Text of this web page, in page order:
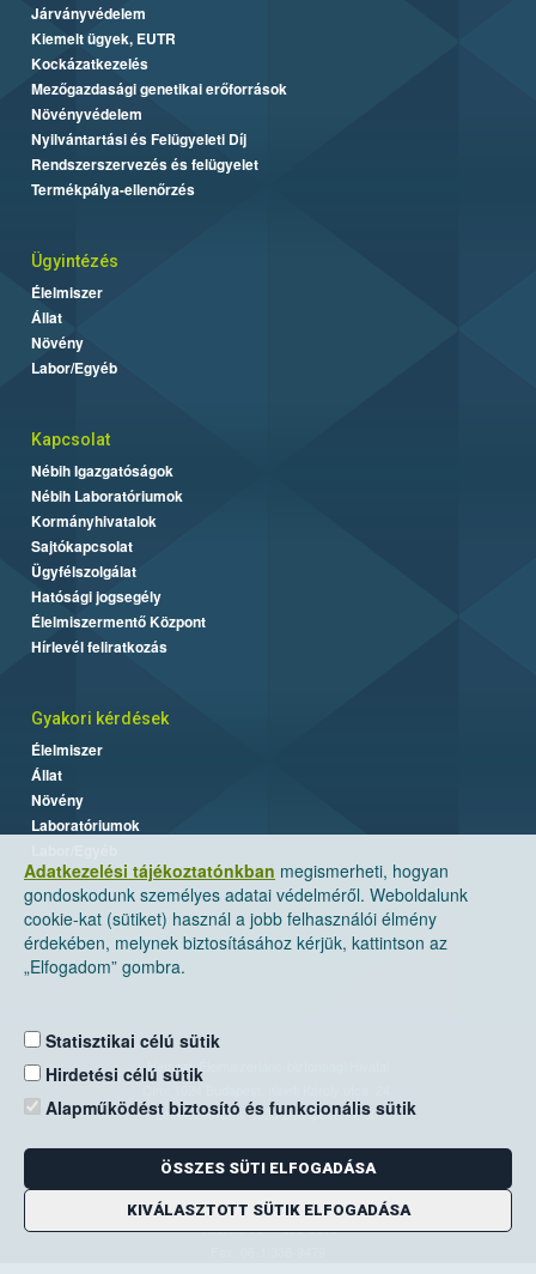
Adatkezelési tájékoztatónkban megismerheti, hogyan
gondoskodunk személyes adatai védelméről. Weboldalunk
cookie-kat (sütiket) használ a jobb felhasználói élmény
érdekében, melynek biztosításához kérjük, kattintson az
„Elfogadom” gombra.
Statisztikai célú sütik
Hirdetési célú sütik
Alapműködést biztosító és funkcionális sütik
ÖSSZES SÜTI ELFOGADÁSA
KIVÁLASZTOTT SÜTIK ELFOGADÁSA
Járványvédelem
Kiemelt ügyek, EUTR
Kockázatkezelés
Mezőgazdasági genetikai erőforrások
Növényvédelem
Nyilvántartási és Felügyeleti Díj
Rendszerszervezés és felügyelet
Termékpálya-ellenőrzés
Ügyintézés
Élelmiszer
Állat
Növény
Labor/Egyéb
Kapcsolat
Nébih Igazgatóságok
Nébih Laboratóriumok
Kormányhivatalok
Sajtókapcsolat
Ügyfélszolgálat
Hatósági jogsegély
Élelmiszermentő Központ
Hírlevél feliratkozás
Gyakori kérdések
Élelmiszer
Állat
Növény
Laboratóriumok
Nemzeti Élelmiszerlánc-biztonsági Hivatal
Levelezési cím: 1525 Budapest. Pf. 30.
E-mail:ugyfelszolgalat@nebih.gov.hu
Zöld szám: 06-80/263-244
Telefon: 06-1/ 336-9000